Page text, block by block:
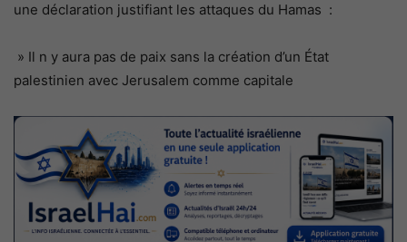
une déclaration justifiant les attaques du Hamas :
» Il n y aura pas de paix sans la création d’un État
palestinien avec Jerusalem comme capitale